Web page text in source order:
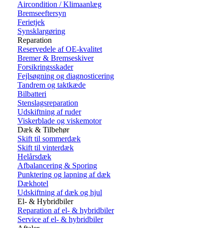
Aircondition / Klimaanlæg
Bremseeftersyn
Ferietjek
Synsklargøring
Reparation
Reservedele af OE-kvalitet
Bremer & Bremseskiver
Forsikringsskader
Fejlsøgning og diagnosticering
Tandrem og taktkæde
Bilbatteri
Stenslagsreparation
Udskiftning af ruder
Viskerblade og viskemotor
Dæk & Tilbehør
Skift til sommerdæk
Skift til vinterdæk
Helårsdæk
Afbalancering & Sporing
Punktering og lapning af dæk
Dækhotel
Udskiftning af dæk og hjul
El- & Hybridbiler
Reparation af el- & hybridbiler
Service af el- & hybridbiler